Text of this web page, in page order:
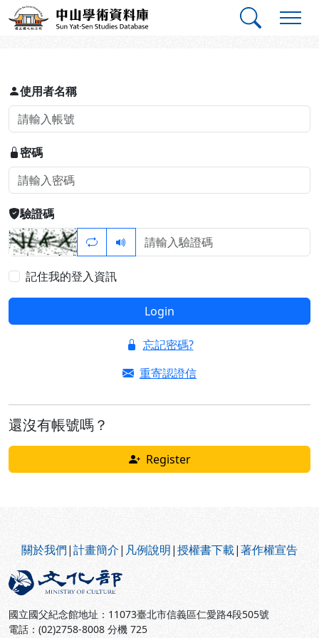
跳到主要內容
中山學術資料庫
登入
使用者名稱
密碼
驗證碼
記住我的登入資訊
Login
忘記密碼?
重寄認證信
還沒有帳號嗎？
Register
關於我們|計畫簡介| 凡例說明|授權書下載|著作權宣告
國立國父紀念館地址：11073臺北市信義區仁愛路4段505號
電話：(02)2758-8008 分機 725